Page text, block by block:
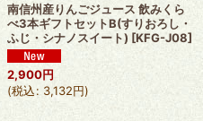
南信州産りんごジュース 飲みくら
べ3本ギフトセットB(すりおろし・
ふじ・シナノスイート) [KFG-J08]
2,900円
(税込: 3,132円)